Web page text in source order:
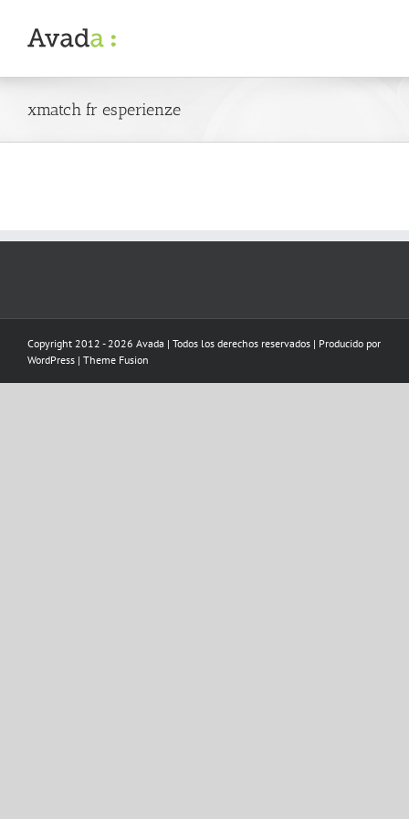
content
xmatch fr esperienze
Copyright 2012 - 2026 Avada | Todos los derechos reservados | Producido por
WordPress | Theme Fusion